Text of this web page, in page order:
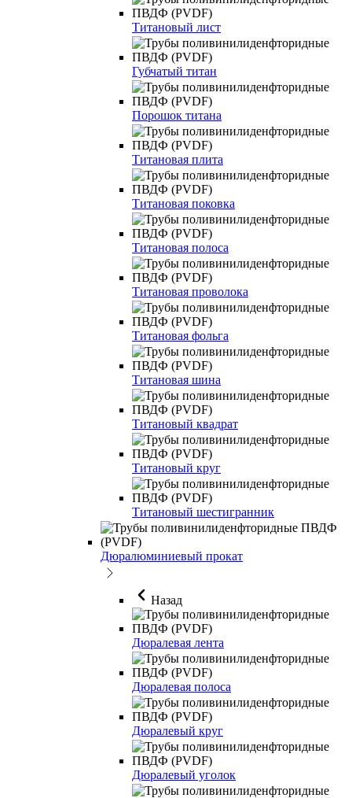
Титановый лист
Губчатый титан
Порошок титана
Титановая плита
Титановая поковка
Титановая полоса
Титановая проволока
Титановая фольга
Титановая шина
Титановый квадрат
Титановый круг
Титановый шестигранник
Дюралюминиевый прокат
Назад
Дюралевая лента
Дюралевая полоса
Дюралевый круг
Дюралевый уголок